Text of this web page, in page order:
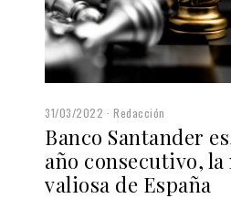
31/03/2022 Redacción
Banco Santander
año consecutivo, la
valiosa de España